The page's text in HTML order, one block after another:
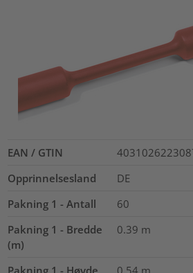
EAN / GTIN
Opprinnelsesland
DE
Pakning 1 - Antall
60
Pakning 1 - Bredde
(m)
0.39 m